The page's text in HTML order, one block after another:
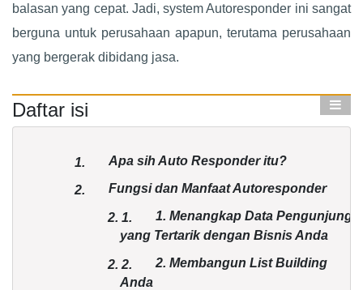
balasan yang cepat. Jadi, system Autoresponder ini sangat
berguna untuk perusahaan apapun, terutama perusahaan
yang bergerak dibidang jasa.
Daftar isi
1. Apa sih Auto Responder itu?
2. Fungsi dan Manfaat Autoresponder
2. 1.
1. Menangkap Data Pengunjung
yang Tertarik dengan Bisnis Anda
2. 2.
2. Membangun List Building
Anda